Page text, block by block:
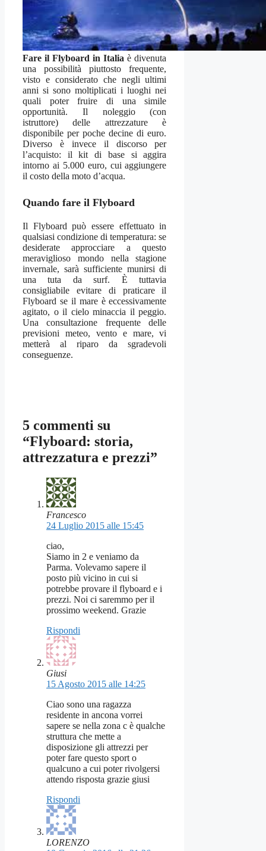
Fare il Flyboard in Italia è divenuta
una possibilità piuttosto frequente,
visto e considerato che negli ultimi
anni si sono moltiplicati i luoghi nei
quali poter fruire di una simile
opportunità. Il noleggio (con
istruttore) delle attrezzature è
disponibile per poche decine di euro.
Diverso è invece il discorso per
l’acquisto: il kit di base si aggira
intorno ai 5.000 euro, cui aggiungere
il costo della moto d’acqua.
Quando fare il Flyboard
Il Flyboard può essere effettuato in
qualsiasi condizione di temperatura: se
desiderate approcciare a questo
meraviglioso mondo nella stagione
invernale, sarà sufficiente munirsi di
una tuta da surf. È tuttavia
consigliabile evitare di praticare il
Flyboard se il mare è eccessivamente
agitato, o il cielo minaccia il peggio.
Una consultazione frequente delle
previsioni meteo, vento e mare, vi
metterà al riparo da sgradevoli
conseguenze.
5 commenti su
“Flyboard: storia,
attrezzatura e prezzi”
Francesco
24 Luglio 2015 alle 15:45
ciao,
Siamo in 2 e veniamo da
Parma. Volevamo sapere il
posto più vicino in cui si
potrebbe provare il flyboard e i
prezzi. Noi ci saremmo per il
prossimo weekend. Grazie
Rispondi
Giusi
15 Agosto 2015 alle 14:25
Ciao sono una ragazza
residente in ancona vorrei
sapere se nella zona c è qualche
struttura che mette a
disposizione gli attrezzi per
poter fare questo sport o
qualcuno a cui poter rivolgersi
attendo risposta grazie giusi
Rispondi
LORENZO